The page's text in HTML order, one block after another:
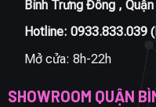
Bình Trưng Đông ,
Hotline: 0933.833.039
Mở cửa: 8h-22h
SHOWROOM QUẬN